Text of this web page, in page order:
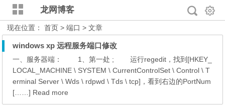
龙网博客
现在位置：首页 > 端口 > 文章
windows xp 远程服务端口修改
一、服务器端： 1、第一处 ; 运行regedit，找到[HKEY_
LOCAL_MACHINE \ SYSTEM \ CurrentControlSet \ Control \ T
erminal Server \ Wds \ rdpwd \ Tds \ tcp]，看到右边的PortNum
[……] Read more